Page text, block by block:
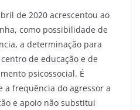
de 2020 acrescentou ao
como possibilidade de
a determinação para
de educação e de
psicossocial. É
a frequência do agressor a
e apoio não substitui